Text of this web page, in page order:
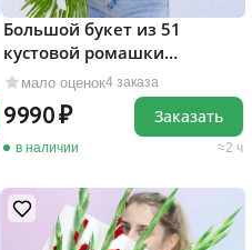
мало оценок4 заказа
Большой букет из 51
кустовой ромашки
"Матрикария"
9990
в наличии 2 ч
Заказать